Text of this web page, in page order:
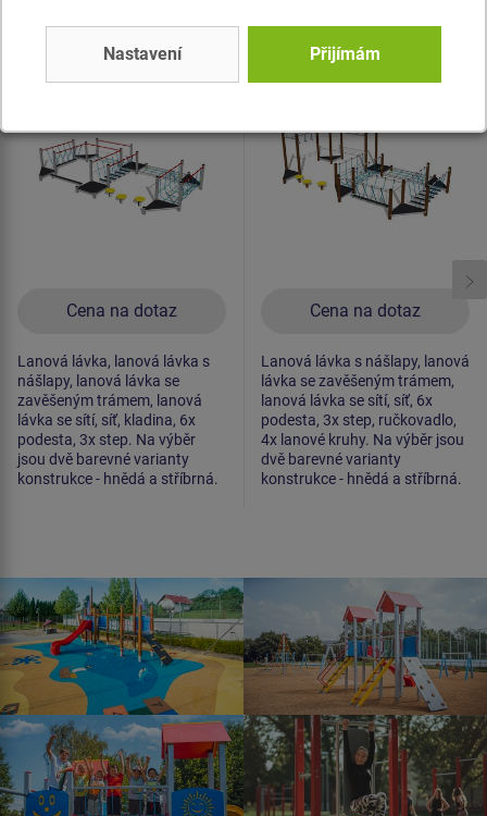
Stezka dovednosti -
celokovová
Cena na dotaz
Lanová lávka, lanová lávka s
nášlapy, lanová lávka se
zavěšeným trámem, lanová
lávka se sítí, síť, kladina, 6x
podesta, 3x step. Na výběr
jsou dvě barevné varianty
konstrukce - hnědá a stříbrná.
Stezka dovednosti -
Cena na dotaz
Lanová lávka s nášlapy, lanová
lávka se zavěšeným trámem,
lanová lávka se sítí, síť, 6x
podesta, 3x step, ručkovadlo,
4x lanové kruhy. Na výběr jsou
dvě barevné varianty
konstrukce - hnědá a stříbrná.
Nastavení Přijímám